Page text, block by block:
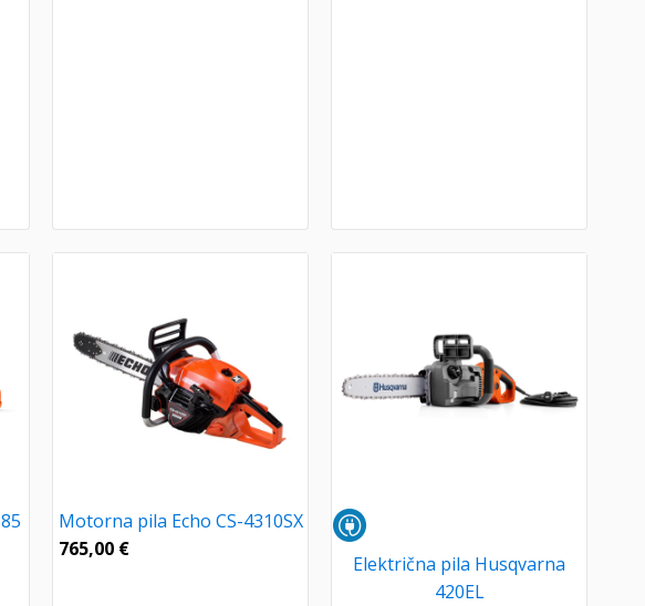
Motorna pila Echo CS-4310SX
765,00 €
Električna pila Husqvarna
420EL